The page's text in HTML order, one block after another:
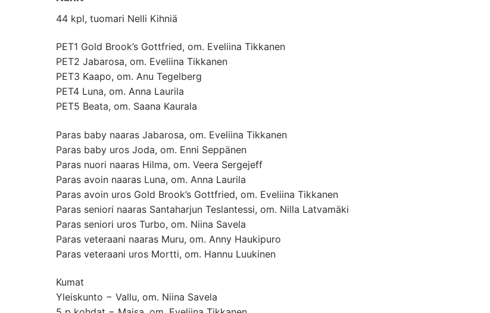
44 kpl, tuomari Nelli Kihniä
PET1 Gold Brook’s Gottfried, om. Eveliina Tikkanen
PET2 Jabarosa, om. Eveliina Tikkanen
PET3 Kaapo, om. Anu Tegelberg
PET4 Luna, om. Anna Laurila
PET5 Beata, om. Saana Kaurala
Paras baby naaras Jabarosa, om. Eveliina Tikkanen
Paras baby uros Joda, om. Enni Seppänen
Paras nuori naaras Hilma, om. Veera Sergejeff
Paras avoin naaras Luna, om. Anna Laurila
Paras avoin uros Gold Brook’s Gottfried, om. Eveliina Tikkanen
Paras seniori naaras Santaharjun Teslantessi, om. Nilla Latvamäki
Paras seniori uros Turbo, om. Niina Savela
Paras veteraani naaras Muru, om. Anny Haukipuro
Paras veteraani uros Mortti, om. Hannu Luukinen
Kumat
Yleiskunto − Vallu, om. Niina Savela